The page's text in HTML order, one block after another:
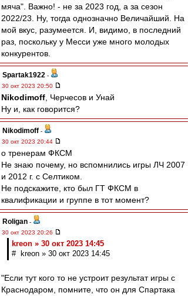
мяча". Важно! - не за 2023 год, а за сезон
2022/23. Ну, тогда однозначно Величайший. На
мой вкус, разумеется. И, видимо, в последний
раз, поскольку у Месси уже много молодых
конкурентов.
Spartak1922 -
30 окт 2023 20:50
Nikodimoff , Черчесов и Унай
Ну и, как говорится?
Nikodimoff -
30 окт 2023 20:44
о тренерам ФКСМ
Не знаю почему, но вспомнились игры ЛЧ 2007
и 2012 г. с Селтиком.
Не подскажите, кто был ГТ ФКСМ в
квалификации и группе в тот момент?
Roligan -
30 окт 2023 20:26
kreon » 30 окт 2023 14:45
# kreon » 30 окт 2023 14:45
"Если тут кого то не устроит результат игры с
Краснодаром, помните, что он для Спартака